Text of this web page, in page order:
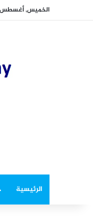
الخميس, أغسطس 6 2026
الرئيسية